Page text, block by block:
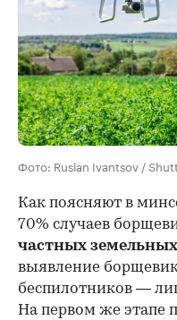
Фото: Ruslan Ivantsov /
Как поясняют в
70% случаев
частных
выявление
беспилотников —
На первом же этапе